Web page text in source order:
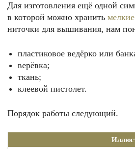
Для изготовления ещё одной
в которой можно хранить
ниточки для вышивания, нам
пластиковое ведёрко или
верёвка;
ткань;
клеевой пистолет.
Порядок работы следующий.